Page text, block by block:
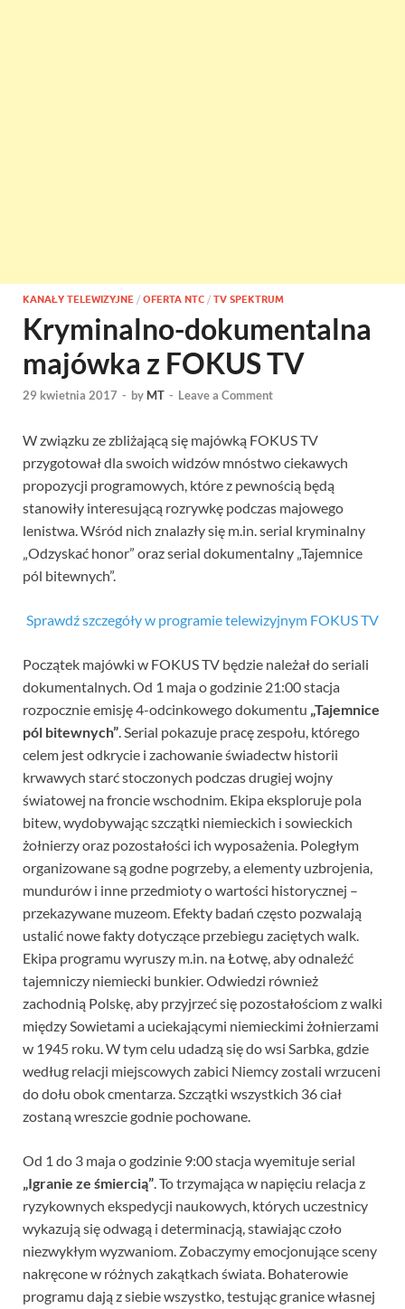
KANAŁY TELEWIZYJNE / OFERTA NTC / TV SPEKTRUM
Kryminalno-dokumentalna
majówka z FOKUS TV
29 kwietnia 2017 - by MT - Leave a Comment
W związku ze zbliżającą się majówką FOKUS TV
przygotował dla swoich widzów mnóstwo ciekawych
propozycji programowych, które z pewnością będą
stanowiły interesującą rozrywkę podczas majowego
lenistwa. Wśród nich znalazły się m.in. serial kryminalny
„Odzyskać honor” oraz serial dokumentalny „Tajemnice
pól bitewnych”.
Sprawdź szczegóły w programie telewizyjnym FOKUS TV
Początek majówki w FOKUS TV będzie należał do seriali
dokumentalnych. Od 1 maja o godzinie 21:00 stacja
rozpocznie emisję 4-odcinkowego dokumentu „Tajemnice
pól bitewnych”. Serial pokazuje pracę zespołu, którego
celem jest odkrycie i zachowanie świadectw historii
krwawych starć stoczonych podczas drugiej wojny
światowej na froncie wschodnim. Ekipa eksploruje pola
bitew, wydobywając szczątki niemieckich i sowieckich
żołnierzy oraz pozostałości ich wyposażenia. Poległym
organizowane są godne pogrzeby, a elementy uzbrojenia,
mundurów i inne przedmioty o wartości historycznej –
przekazywane muzeom. Efekty badań często pozwalają
ustalić nowe fakty dotyczące przebiegu zaciętych walk.
Ekipa programu wyruszy m.in. na Łotwę, aby odnaleźć
tajemniczy niemiecki bunkier. Odwiedzi również
zachodnią Polskę, aby przyjrzeć się pozostałościom z walki
między Sowietami a uciekającymi niemieckimi żołnierzami
w 1945 roku. W tym celu udadzą się do wsi Sarbka, gdzie
według relacji miejscowych zabici Niemcy zostali wrzuceni
do dołu obok cmentarza. Szczątki wszystkich 36 ciał
zostaną wreszcie godnie pochowane.
Od 1 do 3 maja o godzinie 9:00 stacja wyemituje serial
„Igranie ze śmiercią”. To trzymająca w napięciu relacja z
ryzykownych ekspedycji naukowych, których uczestnicy
wykazują się odwagą i determinacją, stawiając czoło
niezwykłym wyzwaniom. Zobaczymy emocjonujące sceny
nakręcone w różnych zakątkach świata. Bohaterowie
programu dają z siebie wszystko, testując granice własnej